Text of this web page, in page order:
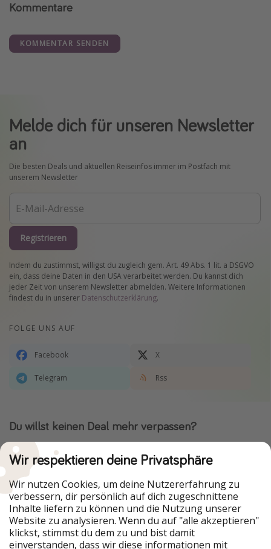
Kommentare
KOMMENTAR SENDEN
Melde dich für unseren Newsletter
an
Die besten Deals und aktuellen Reiseinfos immer im Postfach mit
unserem Newsletter
Registrieren
Indem du zustimmst, willigst du zugleich gem. Art. 49 Abs. 1 lit. a DSGVO
ein, dass deine Daten in den USA verarbeitet werden. Du kannst dich
jeder Zeit von unserem Newsletter abmelden. Weitere Informationen
findest du in unserer Datenschutzerklärung.
FOLGE UNS AUF
Facebook X
Telegram Rss
Du willst keinen Deal mehr verpassen?
Dann lade unsere App herunter.
Urlaubspiraten ist Teil der HolidayPirates Group
Unsere Märkte
Wir respektieren deine Privatsphäre
Wir nutzen Cookies, um deine Nutzererfahrung zu
verbessern, dir persönlich auf dich zugeschnittene
Inhalte liefern zu können und die Nutzung unserer
Website zu analysieren. Wenn du auf "alle akzeptieren"
klickst, stimmst du dem zu und bist damit
einverstanden, dass wir diese informationen mit